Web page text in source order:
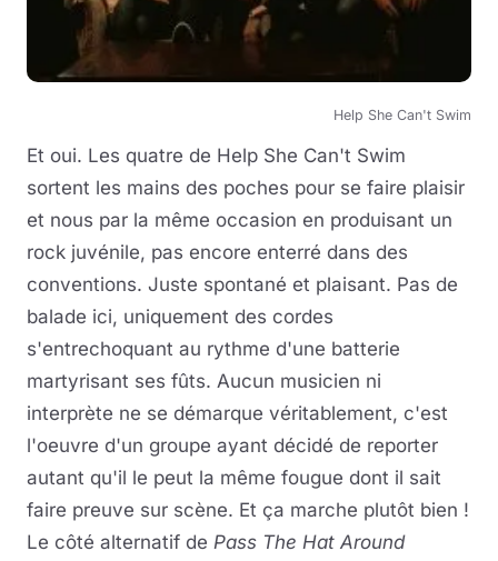
Help She Can't Swim
Et oui. Les quatre de Help She Can't Swim
sortent les mains des poches pour se faire plaisir
et nous par la même occasion en produisant un
rock juvénile, pas encore enterré dans des
conventions. Juste spontané et plaisant. Pas de
balade ici, uniquement des cordes
s'entrechoquant au rythme d'une batterie
martyrisant ses fûts. Aucun musicien ni
interprète ne se démarque véritablement, c'est
l'oeuvre d'un groupe ayant décidé de reporter
autant qu'il le peut la même fougue dont il sait
faire preuve sur scène. Et ça marche plutôt bien !
Le côté alternatif de Pass The Hat Around